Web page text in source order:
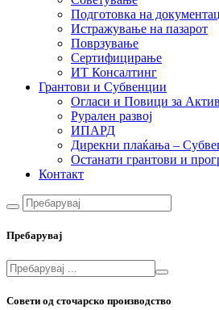
Подготовка на
Истражување на пазарот
Поврзување
Сертифицирање
ИТ Консалтинг
Грантови и Субвенции
Огласи и Повици за
Рурален развој
ИПАРД
Дирекни плаќања –
Останати грантови и
Контакт
Пребарувај
Совети од сточарско производство